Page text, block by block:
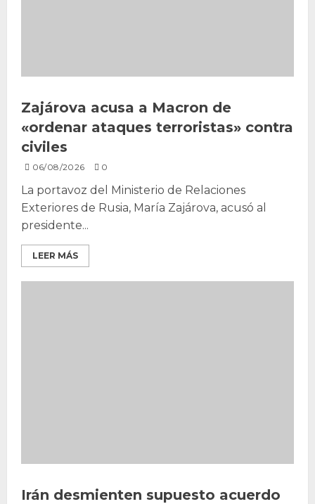
Zajárova acusa a Macron de
«ordenar ataques terroristas» contra
civiles
06/08/2026 0
La portavoz del Ministerio de Relaciones
Exteriores de Rusia, María Zajárova, acusó al
presidente...
LEER MÁS
Irán desmienten supuesto acuerdo